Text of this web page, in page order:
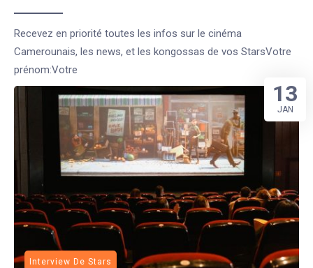
Recevez en priorité toutes les infos sur le cinéma
Camerounais, les news, et les kongossas de vos StarsVotre
prénom:Votre
Interview De Stars
13
JAN